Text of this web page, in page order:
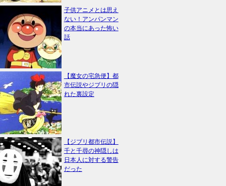
子供アニメとは思え
ない！アンパンマン
の本当にあった怖い
話
【魔女の宅急便】都
市伝説やジブリの隠
れた裏設定
【ジブリ都市伝説】
千と千尋の神隠しは
日本人に対する警告
だった